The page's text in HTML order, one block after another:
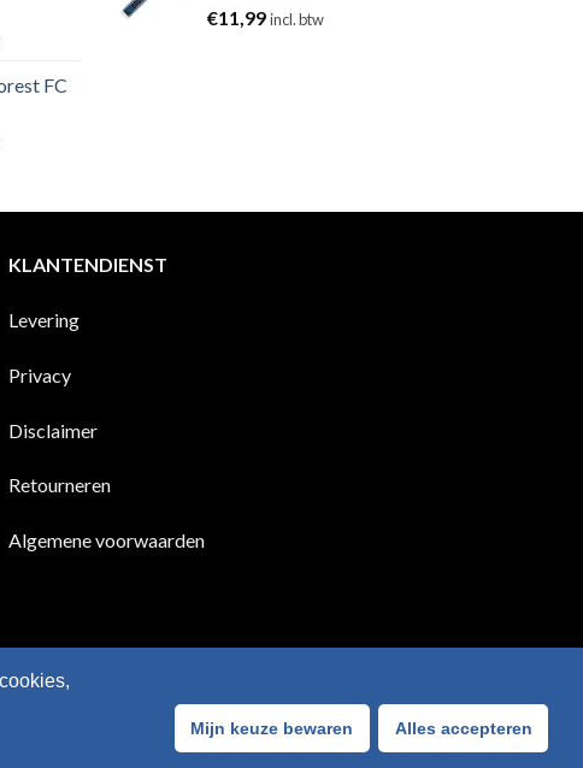
FC
€11,99incl. btw
KLANTENDIENST
Levering
Privacy
Disclaimer
Retourneren
Algemene voorwaarden
Mijn keuze bewaren Alles accepteren